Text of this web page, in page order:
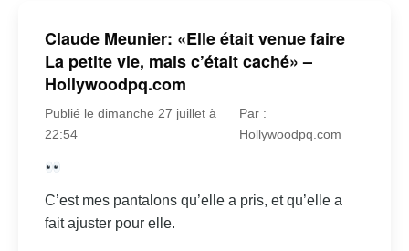
Claude Meunier: «Elle était venue faire
La petite vie, mais c’était caché» –
Hollywoodpq.com
Publié le dimanche 27 juillet à
22:54
Par :
Hollywoodpq.com
C’est mes pantalons qu’elle a pris, et qu’elle a
fait ajuster pour elle.